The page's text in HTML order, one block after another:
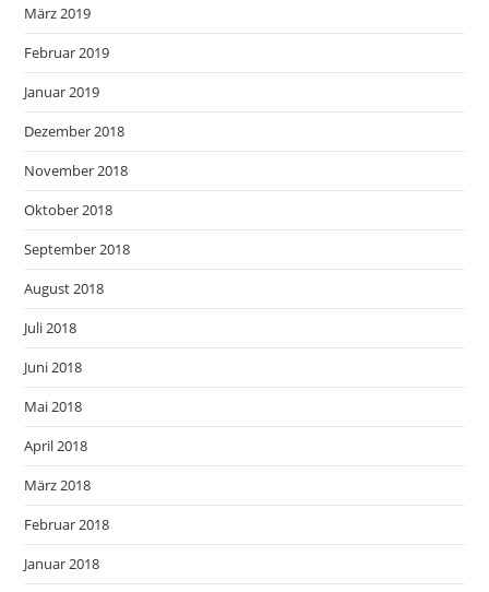
März 2019
Februar 2019
Januar 2019
Dezember 2018
November 2018
Oktober 2018
September 2018
August 2018
Juli 2018
Juni 2018
Mai 2018
April 2018
März 2018
Februar 2018
Januar 2018